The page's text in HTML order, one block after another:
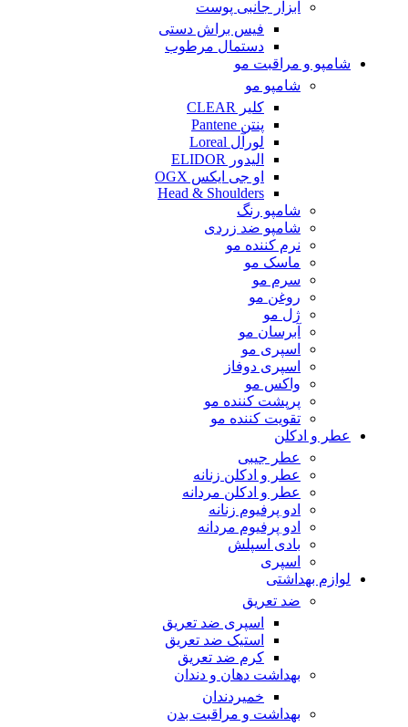
ابزار جانبی پوست
فیس براش دستی
دستمال مرطوب
شامپو و مراقبت مو
شامپو مو
کلیر CLEAR
پنتن Pantene
لورآل Loreal
الیدور ELIDOR
او جی ایکس OGX
Head & Shoulders
شامپو رنگ
شامپو ضد زردی
نرم کننده مو
ماسک مو
سرم مو
روغن مو
ژل مو
آبرسان مو
اسپری مو
اسپری دوفاز
واکس مو
پرپشت کننده مو
تقویت کننده مو
عطر و ادکلن
عطر جیبی
عطر و ادکلن زنانه
عطر و ادکلن مردانه
ادو پرفیوم زنانه
ادو پرفیوم مردانه
بادی اسپلش
اسپری
لوازم بهداشتی
ضد تعریق
اسپری ضد تعریق
استیک ضد تعریق
کرم ضد تعریق
بهداشت دهان و دندان
خمیردندان
بهداشت و مراقبت بدن